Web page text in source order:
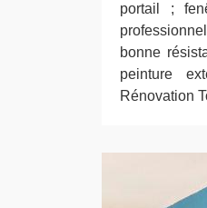
portail ;
bonne
peinture
Rénovation